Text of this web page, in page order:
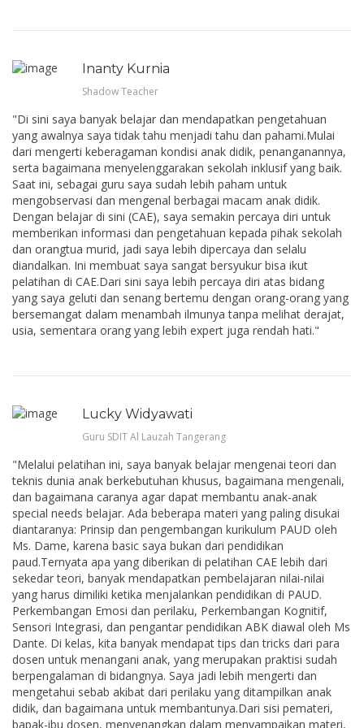
Inanty Kurnia
Shadow Teacher
"Di sini saya banyak belajar dan mendapatkan pengetahuan
yang awalnya saya tidak tahu menjadi tahu dan pahami.Mulai
dari mengerti keberagaman kondisi anak didik, penanganannya,
serta bagaimana menyelenggarakan sekolah inklusif yang baik.
Saat ini, sebagai guru saya sudah lebih paham untuk
mengobservasi dan mengenal berbagai macam anak didik.
Dengan belajar di sini (CAE), saya semakin percaya diri untuk
memberikan informasi dan pengetahuan kepada pihak sekolah
dan orangtua murid, jadi saya lebih dipercaya dan selalu
diandalkan. Ini membuat saya sangat bersyukur bisa ikut
pelatihan di CAE.Dari sini saya lebih percaya diri atas bidang
yang saya geluti dan senang bertemu dengan orang-orang yang
bersemangat dalam menambah ilmunya tanpa melihat derajat,
usia, sementara orang yang lebih expert juga rendah hati."
Lucky Widyawati
Guru SDIT Al Lauzah Tangerang
"Melalui pelatihan ini, saya banyak belajar mengenai teori dan
teknis dunia anak berkebutuhan khusus, bagaimana mengenali,
dan bagaimana caranya agar dapat membantu anak-anak
special needs belajar. Ada beberapa materi yang paling disukai
diantaranya: Prinsip dan pengembangan kurikulum PAUD oleh
Ms. Dame, karena basic saya bukan dari pendidikan
paud.Ternyata apa yang diberikan di pelatihan CAE lebih dari
sekedar teori, banyak mendapatkan pembelajaran nilai-nilai
yang harus dimiliki ketika menjalankan pendidikan di PAUD.
Perkembangan Emosi dan perilaku, Perkembangan Kognitif,
Sensori Integrasi, dan pengantar pendidikan ABK diawal oleh Ms
Dante. Di kelas, kita banyak mendapat tips dan tricks dari para
dosen untuk menangani anak, yang merupakan praktisi sudah
berpengalaman di bidangnya. Saya jadi lebih mengerti dan
mengetahui sebab akibat dari perilaku yang ditampilkan anak
didik, dan bagaimana untuk membantunya.Dari sisi pemateri,
bapak-ibu dosen, menyenangkan dalam menyampaikan materi,